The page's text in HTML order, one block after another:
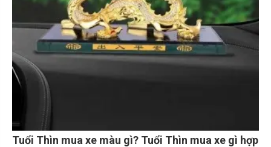
Tuổi Thìn mua xe màu gì? Tuổi Thìn mua xe gì hợp